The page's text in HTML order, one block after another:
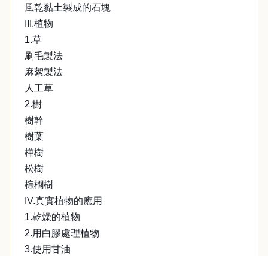
風乾黏土製成的石塊
III.植物
1.草
刷毛製法
麻絮製法
人工草
2.樹
樹幹
樹葉
樺樹
松樹
棕櫚樹
IV.真實植物的應用
1.乾燥的植物
2.用白膠處理植物
3.使用甘油